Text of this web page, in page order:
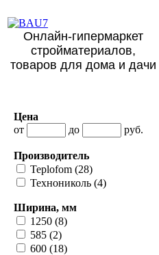
Онлайн-гипермаркет
стройматериалов,
товаров для дома и дачи
Цена
от
до руб.
Производитель
Teplofom (28)
Технониколь (4)
Ширина, мм
1250 (8)
585 (2)
600 (18)